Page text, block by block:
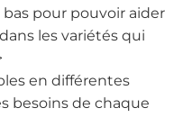
pour pouvoir aider
les variétés qui
en différentes
besoins de chaque